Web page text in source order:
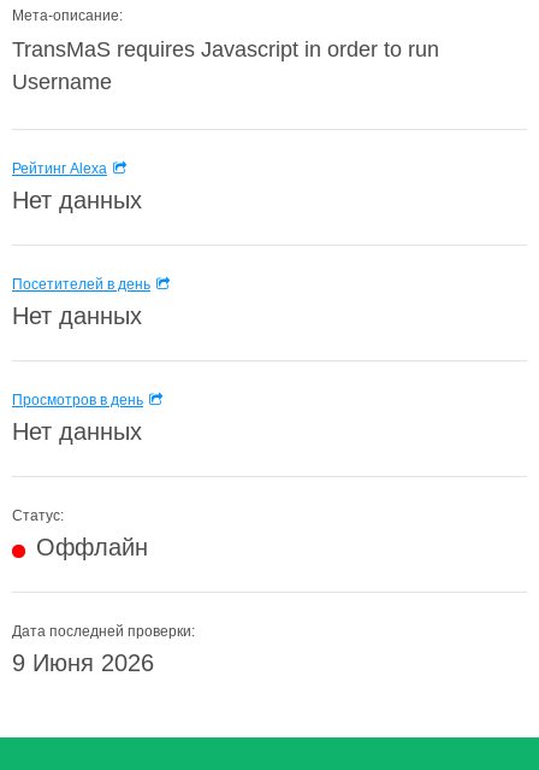
Мета-описание:
TransMaS requires Javascript in order to run
Username
Рейтинг Alexa
Нет данных
Посетителей в день
Нет данных
Просмотров в день
Нет данных
Статус:
Оффлайн
Дата последней проверки:
9 Июня 2026